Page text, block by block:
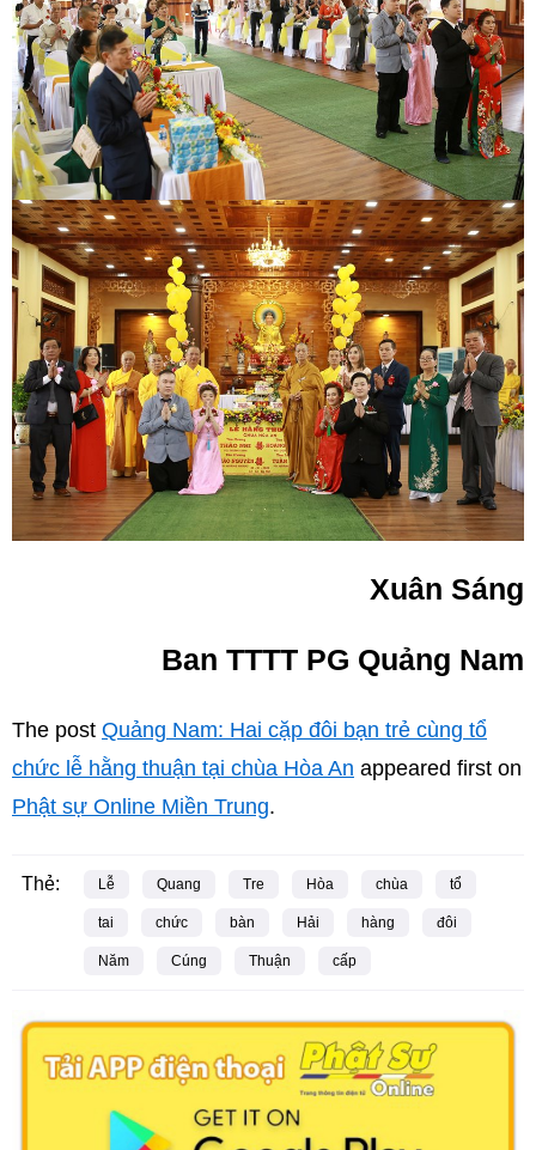
Xuân Sáng
Ban TTTT PG Quảng Nam
The post Quảng Nam: Hai cặp đôi bạn trẻ cùng tổ
chức lễ hằng thuận tại chùa Hòa An appeared first on
Phật sự Online Miền Trung.
Thẻ: Lễ Quang Tre Hòa chùa tổ
tai chức bàn Hải hàng đôi
Năm Cúng Thuận cấp